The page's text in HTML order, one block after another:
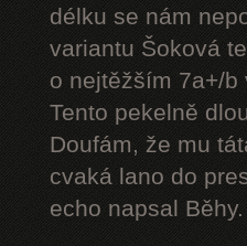
délku se nám
variantu Šoková
o nejtěžším 7a+/
Tento pekelně
Doufám, že mu
cvaká lano do
echo napsal Běhy.